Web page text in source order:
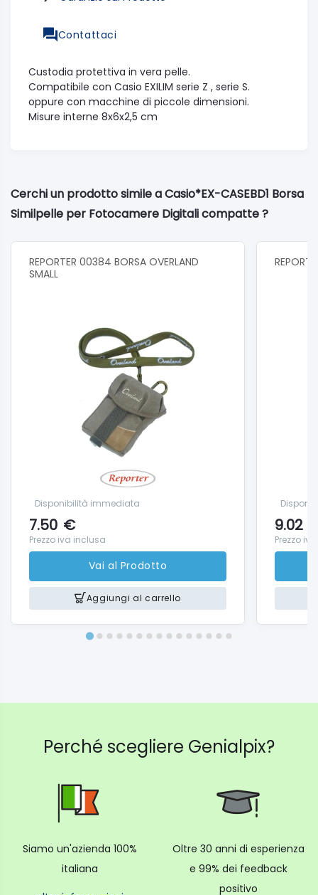
Contattaci
Custodia protettiva in vera pelle.
Compatibile con Casio EXILIM serie Z , serie S.
oppure con macchine di piccole dimensioni.
Misure interne 8x6x2,5 cm
Cerchi un prodotto simile a Casio*EX-CASEBD1 Borsa
Similpelle per Fotocamere Digitali compatte ?
REPORTER 00384 BORSA OVERLAND
SMALL
Disponibilità immediata
7.50 €
Prezzo iva inclusa
Vai al Prodotto
Aggiungi al carrello
9.02
Prezzo
Perché scegliere Genialpix?
Siamo un'azienda 100%
italiana
Oltre 30 anni di esperienza
e 99% dei feedback
positivo